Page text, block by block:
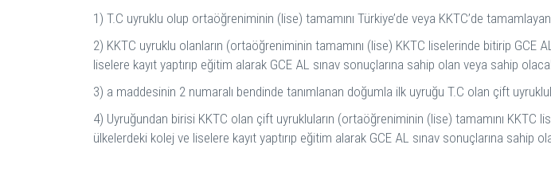
1) T.C uyruklu olup ortaöğreniminin (lise) tamamını Türkiye’de veya KKTC’de
2) KKTC uyruklu olanların (ortaöğreniminin tamamını (lise) KKTC liselerinde bitirip
liselere kayıt yaptırıp eğitim alarak GCE AL sınav sonuçlarına sahip olan veya sahip
3) a maddesinin 2 numaralı bendinde tanımlanan doğumla ilk uyruğu T.C olan çift
4) Uyruğundan birisi KKTC olan çift uyrukluların (ortaöğreniminin (lise) tamamını
ülkelerdeki kolej ve liselere kayıt yaptırıp eğitim alarak GCE AL sınav sonuçlarına sahip